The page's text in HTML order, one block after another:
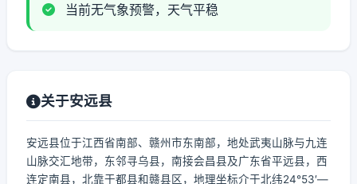
当前无气象预警，天气平稳
关于安远县
安远县位于江西省南部、赣州市东南部，地处武夷山脉与九连
山脉交汇地带，东邻寻乌县，南接会昌县及广东省平远县，西
连定南县，北靠于都县和赣县区，地理坐标介于北纬24°53′—